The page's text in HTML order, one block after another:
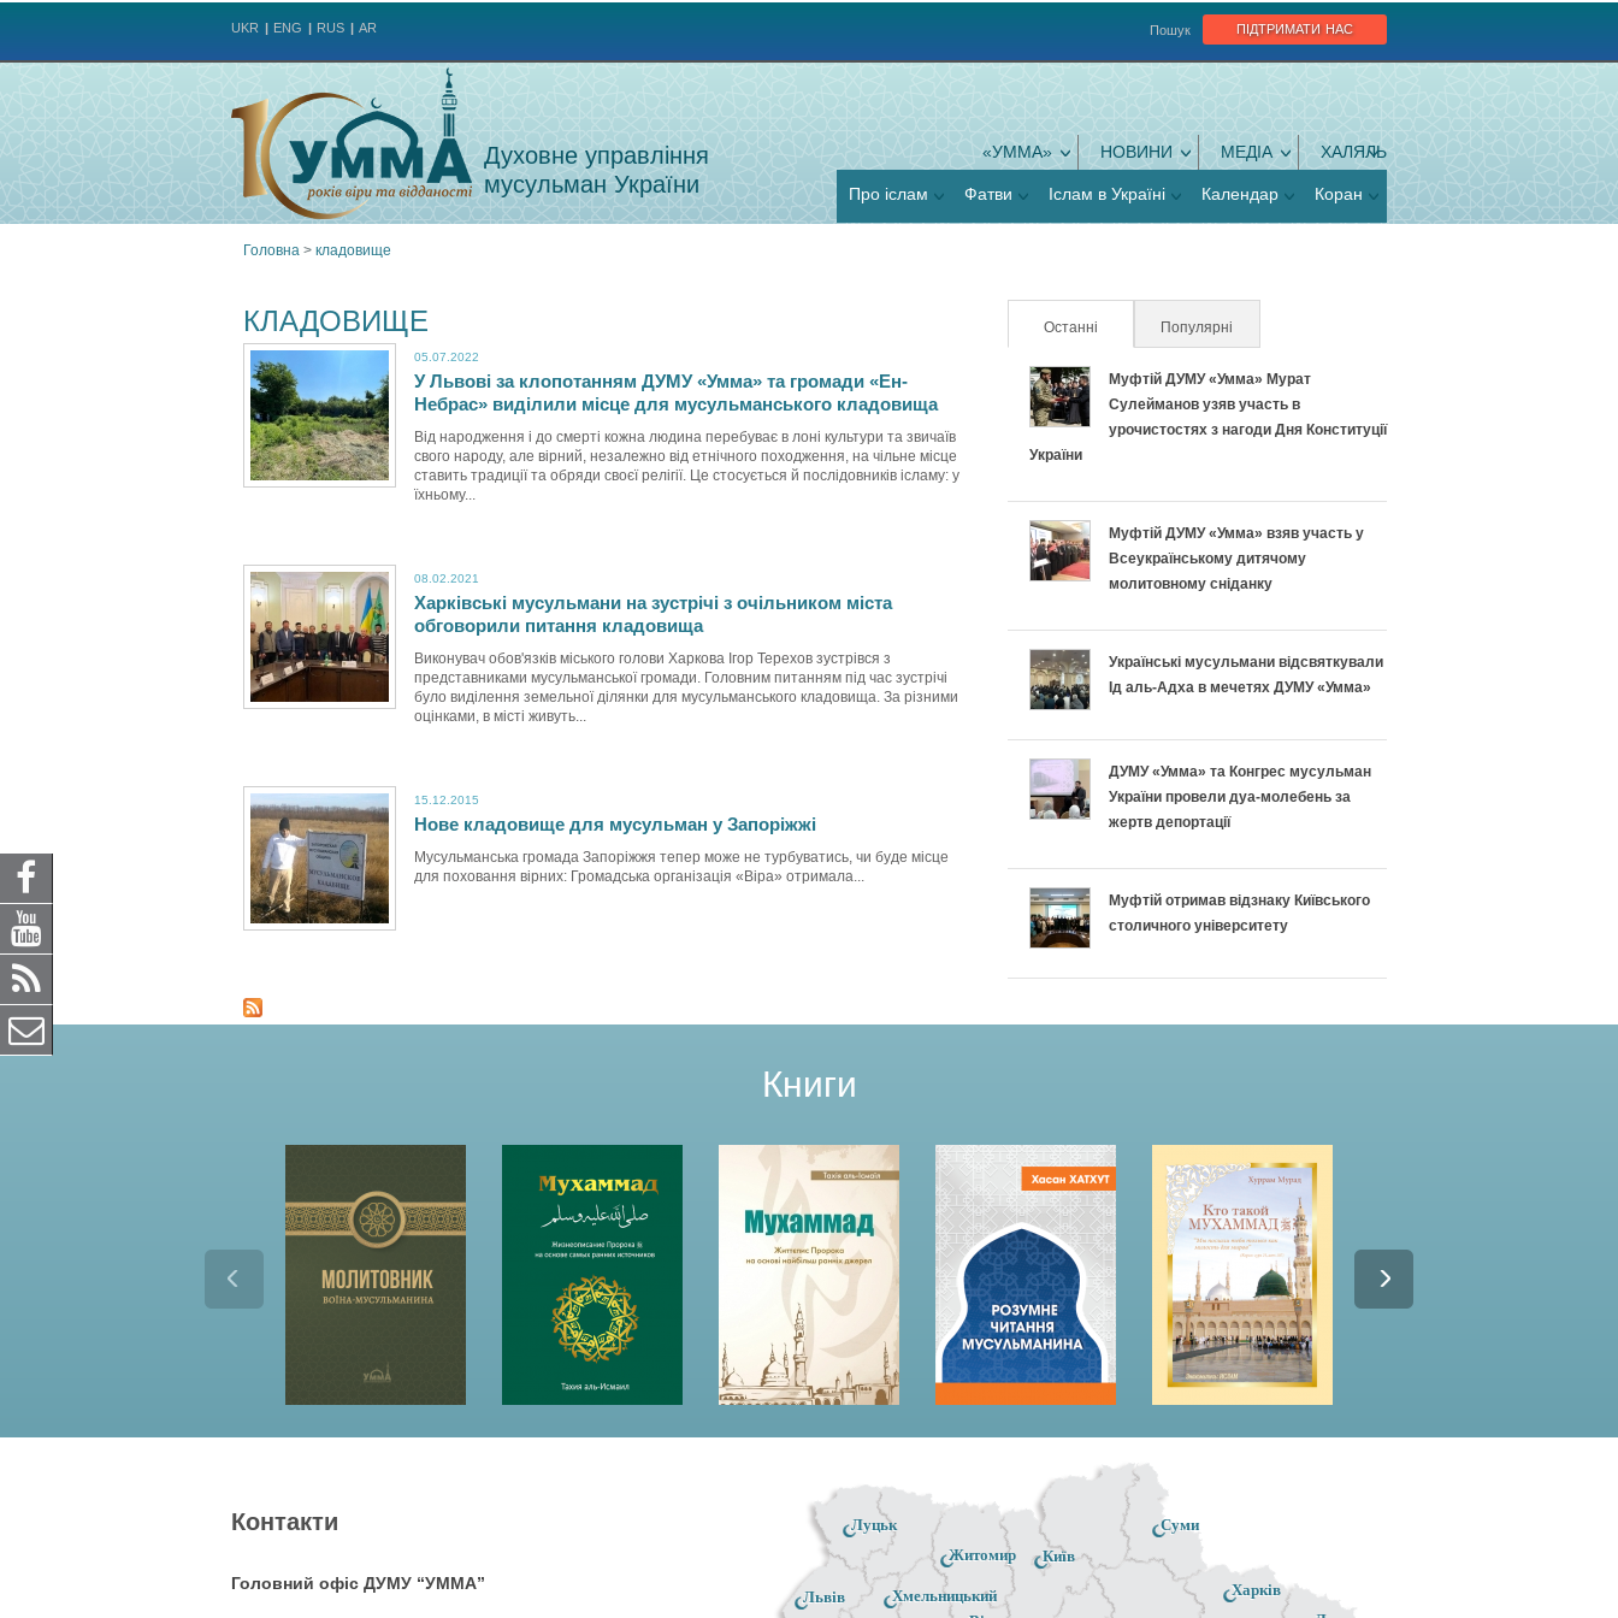
підтримати нас
Пошук
UKR ENG RUS AR
Духовне управління
мусульман України
«УММА» НОВИНИ МЕДІА ХАЛЯЛЬ
Про іслам Фатви Іслам в Україні Календар Коран
є
тут
Головна > кладовище
КЛАДОВИЩЕ
05.07.2022
У Львові за клопотанням ДУМУ «Умма» та громади «Ен-
Небрас» виділили місце для мусульманського кладовища
Від народження і до смерті кожна людина перебуває в лоні культури та звичаїв
свого народу, але вірний, незалежно від етнічного походження, на чільне місце
ставить традиції та обряди своєї релігії. Це стосується й послідовників ісламу: у
їхньому...
08.02.2021
Харківські мусульмани на зустрічі з очільником міста
обговорили питання кладовища
Виконувач обов'язків міського голови Харкова Ігор Терехов зустрівся з
представниками мусульманської громади. Головним питанням під час зустрічі
було виділення земельної ділянки для мусульманського кладовища. За різними
оцінками, в місті живуть...
15.12.2015
Нове кладовище для мусульман у Запоріжжі
Мусульманська громада Запоріжжя тепер може не турбуватись, чи буде місце
для поховання вірних: Громадська організація «Віра» отримала...
Останні (активна вкладка)
Популярні
Муфтій ДУМУ «Умма» Мурат
Сулейманов узяв участь в
урочистостях з нагоди Дня Конституції
України
Муфтій ДУМУ «Умма» взяв участь у
Всеукраїнському дитячому
молитовному сніданку
Українські мусульмани відсвяткували
Ід аль-Адха в мечетях ДУМУ «Умма»
ДУМУ «Умма» та Конгрес мусульман
України провели дуа-молебень за
жертв депортації
Муфтій отримав відзнаку Київського
столичного університету
Книги
Житомир Київ
Хмельницький
Луцьк Суми
Львів Харків
Контакти
Головний офіс ДУМУ “УММА”